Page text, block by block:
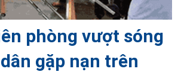
phòng vượt sóng
gặp nạn trên